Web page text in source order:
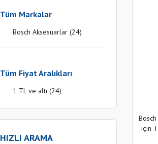
Tüm Markalar
Bosch Aksesuarlar (24)
Tüm Fiyat Aralıkları
1 TL ve altı (24)
HIZLI ARAMA
için